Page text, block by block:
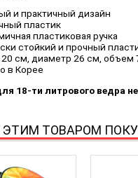
и практичный дизайн
пластик
пластиковая ручка
стойкий и прочный
см, диаметр 26 см, объем
в Корее
18-ти литрового ведра
ЭТИМ ТОВАРОМ